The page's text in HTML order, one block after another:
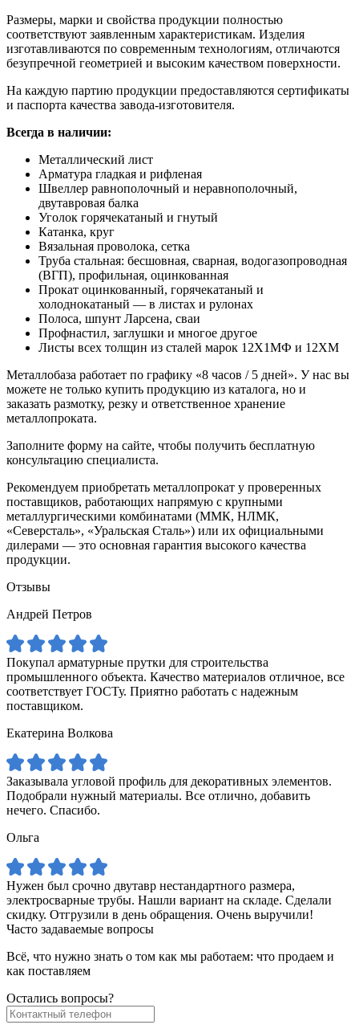
Размеры, марки и свойства продукции полностью
соответствуют заявленным характеристикам. Изделия
изготавливаются по современным технологиям, отличаются
безупречной геометрией и высоким качеством поверхности.
На каждую партию продукции предоставляются сертификаты
и паспорта качества завода-изготовителя.
Всегда в наличии:
Металлический лист
Арматура гладкая и рифленая
Швеллер равнополочный и неравнополочный,
двутавровая балка
Уголок горячекатаный и гнутый
Катанка, круг
Вязальная проволока, сетка
Труба стальная: бесшовная, сварная, водогазопроводная
(ВГП), профильная, оцинкованная
Прокат оцинкованный, горячекатаный и
холоднокатаный — в листах и рулонах
Полоса, шпунт Ларсена, сваи
Профнастил, заглушки и многое другое
Листы всех толщин из сталей марок 12Х1МФ и 12ХМ
Металлобаза работает по графику «8 часов / 5 дней». У нас вы
можете не только купить продукцию из каталога, но и
заказать размотку, резку и ответственное хранение
металлопроката.
Заполните форму на сайте, чтобы получить бесплатную
консультацию специалиста.
Рекомендуем приобретать металлопрокат у проверенных
поставщиков, работающих напрямую с крупными
металлургическими комбинатами (ММК, НЛМК,
«Северсталь», «Уральская Сталь») или их официальными
дилерами — это основная гарантия высокого качества
продукции.
Отзывы
Андрей Петров
Покупал арматурные прутки для строительства
промышленного объекта. Качество материалов отличное, все
соответствует ГОСТу. Приятно работать с надежным
поставщиком.
Екатерина Волкова
Заказывала угловой профиль для декоративных элементов.
Подобрали нужный материалы. Все отлично, добавить
нечего. Спасибо.
Ольга
Нужен был срочно двутавр нестандартного размера,
электросварные трубы. Нашли вариант на складе. Сделали
скидку. Отгрузили в день обращения. Очень выручили!
Часто задаваемые вопросы
Всё, что нужно знать о том как мы работаем: что продаем и
как поставляем
Остались вопросы?